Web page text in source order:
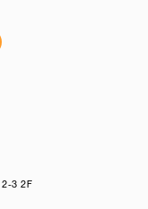
3 2F